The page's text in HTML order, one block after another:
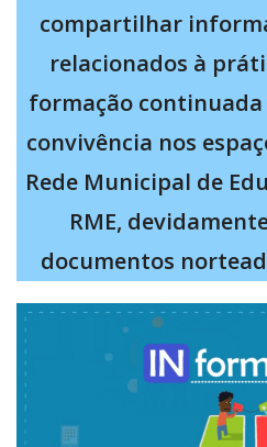
compartilhar
relacionados à
formação continuada
convivência nos
Rede Municipal de
RME,
documentos